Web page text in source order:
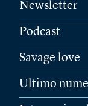
Newsletter
Podcast
Savage love
Ultimo